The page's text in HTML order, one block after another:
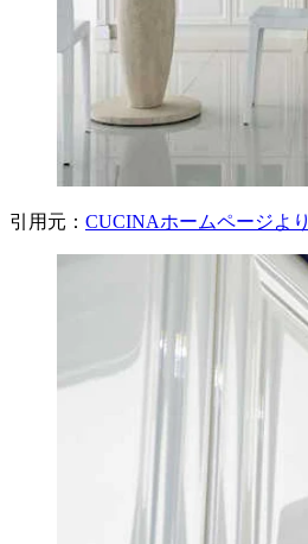
引用元： CUCINAホームページより